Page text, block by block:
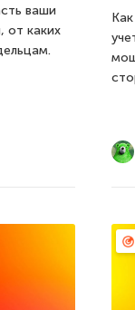
ваши
от каких